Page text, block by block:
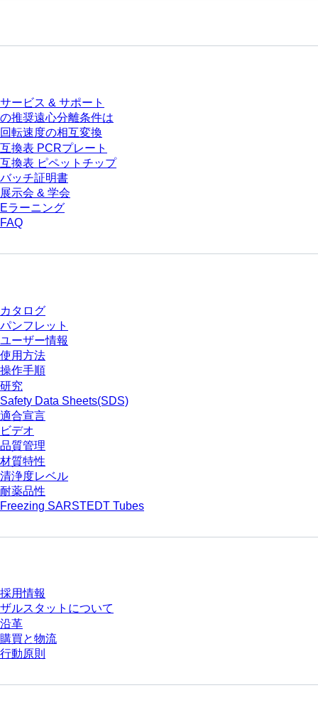
サービス & サポート
の推奨遠心分離条件は
回転速度の相互変換
互換表 PCRプレート
互換表 ピペットチップ
バッチ証明書
展示会 & 学会
Eラーニング
FAQ
カタログ
パンフレット
ユーザー情報
使用方法
操作手順
研究
Safety Data Sheets(SDS)
適合宣言
ビデオ
品質管理
材質特性
清浄度レベル
耐薬品性
Freezing SARSTEDT Tubes
採用情報
ザルスタットについて
沿革
購買と物流
行動原則